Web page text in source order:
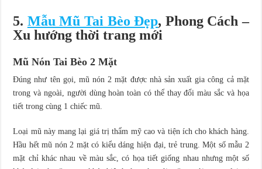
5. Mẫu Mũ Tai Bèo Đẹp, Phong Cách –
Xu hướng thời trang mới
Mũ Nón Tai Bèo 2 Mặt
Đúng như tên gọi, mũ nón 2 mặt được nhà sản xuất gia công cả mặt
trong và ngoài, người dùng hoàn toàn có thể thay đổi màu sắc và họa
tiết trong cùng 1 chiếc mũ.
Loại mũ này mang lại giá trị thẩm mỹ cao và tiện ích cho khách hàng.
Hầu hết mũ nón 2 mặt có kiểu dáng hiện đại, trẻ trung. Một số mẫu 2
mặt chỉ khác nhau về màu sắc, có họa tiết giống nhau nhưng một số